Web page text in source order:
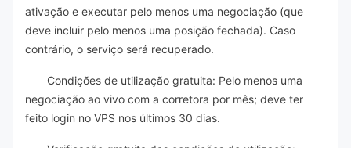
ativação e executar pelo menos uma negociação (que
deve incluir pelo menos uma posição fechada). Caso
contrário, o serviço será recuperado.
Condições de utilização gratuita: Pelo menos uma
negociação ao vivo com a corretora por mês; deve ter
feito login no VPS nos últimos 30 dias.